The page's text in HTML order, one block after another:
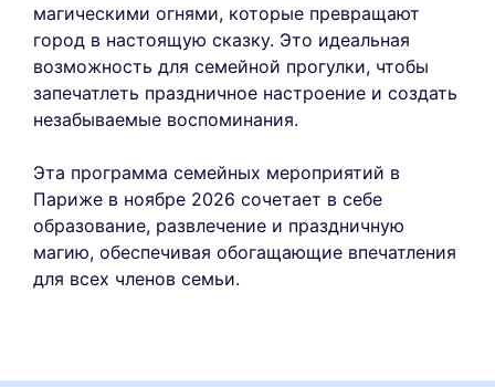
магическими огнями, которые превращают
город в настоящую сказку. Это идеальная
возможность для семейной прогулки, чтобы
запечатлеть праздничное настроение и создать
незабываемые воспоминания.
Эта программа семейных мероприятий в
Париже в ноябре 2026 сочетает в себе
образование, развлечение и праздничную
магию, обеспечивая обогащающие впечатления
для всех членов семьи.